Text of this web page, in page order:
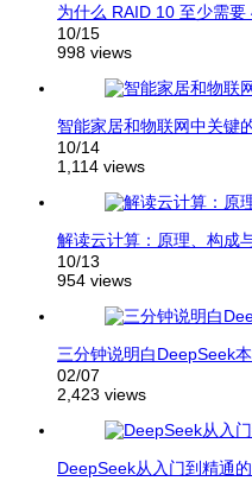
为什么 RAID 10 至少需要
10/15
998 views
智能家居和物联网中关键
10/14
1,114 views
解读云计算：原理、构成
10/13
954 views
三分钟说明白DeepSeek
02/07
2,423 views
DeepSeek从入门到精通